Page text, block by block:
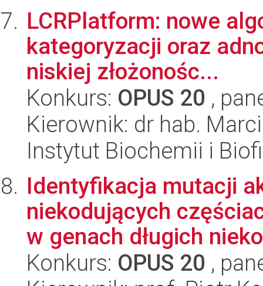
LCRPlatform: nowe
kategoryzacji oraz
niskiej złożonośc...
Konkurs: OPUS 20 ,
Kierownik: dr hab.
Instytut Biochemii i
Identyfikacja mutacji
niekodujących
w genach długich
Konkurs: OPUS 20 ,